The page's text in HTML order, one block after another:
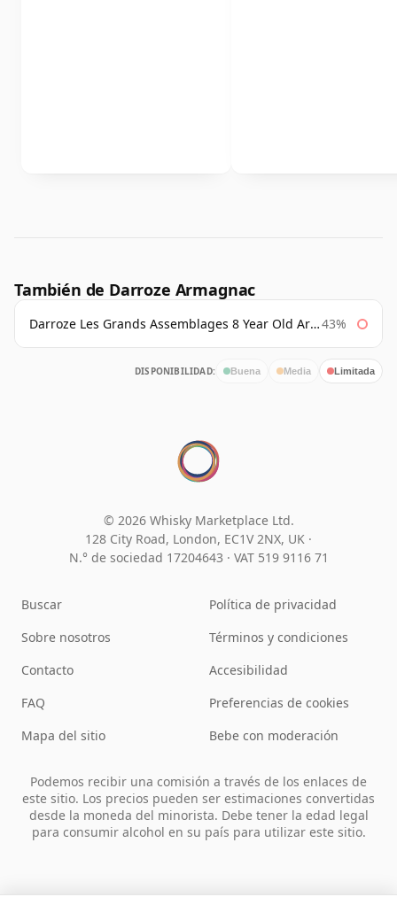
También de Darroze Armagnac
Darroze Les Grands Assemblages 8 Year Old Armagnac 43%
DISPONIBILIDAD: Buena Media Limitada
© 2026 Whisky Marketplace Ltd.
128 City Road, London, EC1V 2NX, UK ·
N.° de sociedad 17204643 · VAT 519 9116 71
Buscar
Sobre nosotros
Contacto
FAQ
Mapa del sitio
Política de privacidad
Términos y condiciones
Accesibilidad
Preferencias de cookies
Bebe con moderación
Podemos recibir una comisión a través de los enlaces de
este sitio. Los precios pueden ser estimaciones convertidas
desde la moneda del minorista. Debe tener la edad legal
para consumir alcohol en su país para utilizar este sitio.